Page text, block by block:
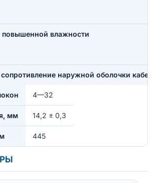
повышенной влажности
наружной оболочки
4—32
мм 14,2 ± 0,3
445